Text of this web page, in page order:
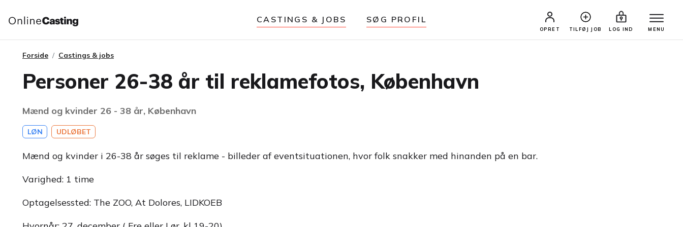
CASTINGS & JOBS SØG PROFIL
OPRET TILFØJ JOB LOG IND MENU
Forside Castings & jobs
Personer 26-38 år til reklamefotos, København
Mænd og kvinder 26 - 38 år, København
LØN UDLØBET
Mænd og kvinder i 26-38 år søges til reklame - billeder af eventsituationen, hvor folk snakker med hinanden på en bar.
Varighed: 1 time
Optagelsessted: The ZOO, At Dolores, LIDKOEB